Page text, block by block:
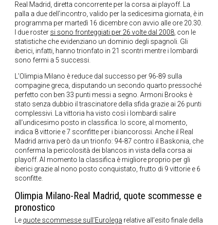
Real Madrid, diretta concorrente per la corsa ai playoff. La
palla a due dell’incontro, valido per la sedicesima giornata, è in
programma per martedì 16 dicembre con avvio alle ore 20.30.
I due roster si sono fronteggiati per 26 volte dal 2008, con le
statistiche che evidenziano un dominio degli spagnoli. Gli
iberici, infatti, hanno trionfato in 21 scontri mentre i lombardi
sono fermi a 5 successi.
L’Olimpia Milano è reduce dal successo per 96-89 sulla
compagine greca, disputando un secondo quarto pressoché
perfetto con ben 33 punti messi a segno. Armoni Brooks è
stato senza dubbio il trascinatore della sfida grazie ai 26 punti
complessivi. La vittoria ha visto così i lombardi salire
all’undicesimo posto in classifica: lo score, al momento,
indica 8 vittorie e 7 sconfitte per i biancorossi. Anche il Real
Madrid arriva però da un trionfo: 94-87 contro il Baskonia, che
conferma la pericolosità dei blancos in vista della corsa ai
playoff. Al momento la classifica è migliore proprio per gli
iberici grazie al nono posto conquistato, frutto di 9 vittorie e 6
sconfitte.
Olimpia Milano-Real Madrid, quote scommesse e
pronostico
Le quote scommesse sull’Eurolega relative all’esito finale della